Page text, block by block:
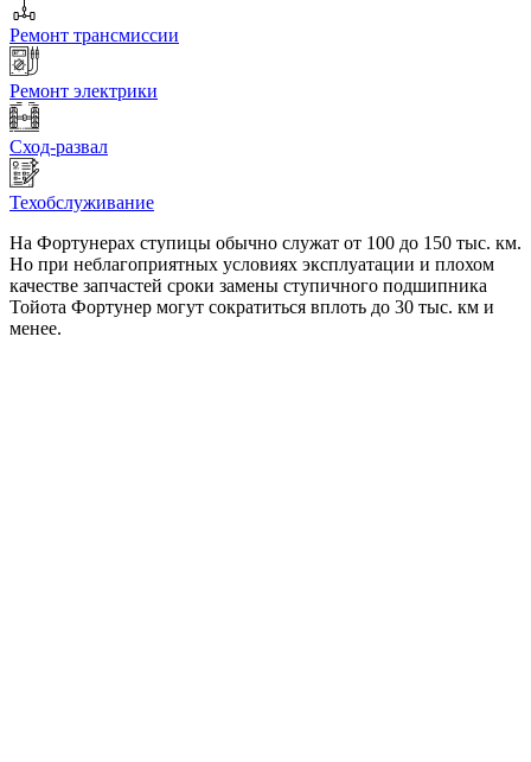
Ремонт трансмиссии
Ремонт электрики
Сход-развал
Техобслуживание
На Фортунерах ступицы обычно служат от 100 до 150 тыс. км.
Но при неблагоприятных условиях эксплуатации и плохом
качестве запчастей сроки замены ступичного подшипника
Тойота Фортунер могут сократиться вплоть до 30 тыс. км и
менее.